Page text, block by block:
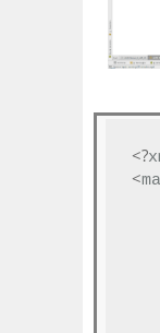
<?
<